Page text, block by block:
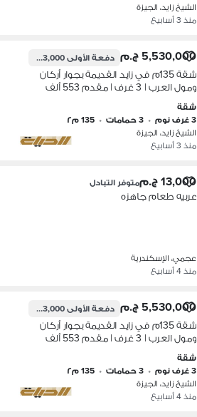
الشيخ زايد، الجيزة
منذ 3 أسابيع
5,530,000 ج.م دفعة الأولى553,000 ج.م
شقة 135م في زايد القديمة بجوار أركان
ومول العرب | 3 غرف | مقدم 553 ألف
وتقسيط 8 سنين
شقة
3 غرف نوم
• 3 حمامات • 135 م٢
الشيخ زايد، الجيزة
منذ 3 أسابيع
13,000 ج.م متوفر التبادل
عربيه طعام جاهزه
عجمي، الإسكندرية
منذ 4 أسابيع
5,530,000 ج.م دفعة الأولى553,000 ج.م
شقة 135م في زايد القديمة بجوار أركان
ومول العرب | 3 غرف | مقدم 553 ألف
وتقسيط 8 سنين
شقة
3 غرف نوم
• 3 حمامات • 135 م٢
الشيخ زايد، الجيزة
منذ 4 أسابيع